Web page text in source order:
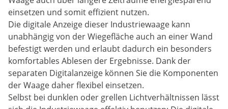
einsetzen und somit effizient nutzen.
Die digitale Anzeige dieser Industriewaage kann
unabhängig von der Wiegefläche auch an einer Wand
befestigt werden und erlaubt dadurch ein besonders
komfortables Ablesen der Ergebnisse. Dank der
separaten Digitalanzeige können Sie die Komponenten
der Waage daher flexibel einsetzen.
Selbst bei dunklen oder grellen Lichtverhältnissen lässt